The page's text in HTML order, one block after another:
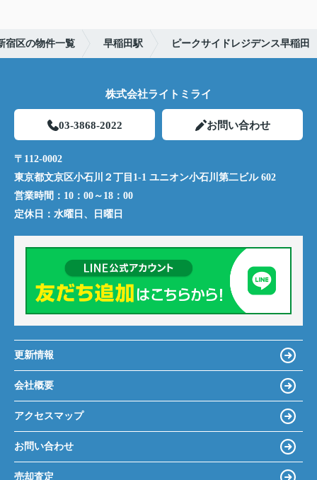
宿区の物件一覧 早稲田駅 ピークサイドレジデンス早稲田
株式会社ライトミライ
03-3868-2022 お問い合わせ
〒112-0002
東京都文京区小石川２丁目1-1 ユニオン小石川第二ビル 602
営業時間： 10：00～18：00
定休日： 水曜日、日曜日
更新情報
会社概要
アクセスマップ
お問い合わせ
売却査定